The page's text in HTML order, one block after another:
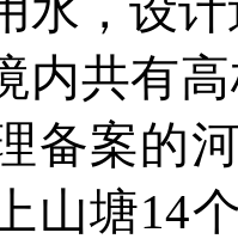
水，设
内共有
备案的
山塘14